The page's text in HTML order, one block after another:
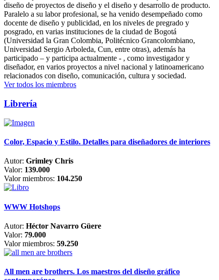
diseño de proyectos de diseño y el diseño y desarrollo de producto.
Paralelo a su labor profesional, se ha venido desempeñado como
docente de diseño y publicidad, en los niveles de pregrado y
posgrado, en varias instituciones de la ciudad de Bogotá
(Universidad la Gran Colombia, Politécnico Grancolombiano,
Universidad Sergio Arboleda, Cun, entre otras), además ha
participado – y participa actualmente - , como investigador y
diseñador, en varios proyectos a nivel nacional y latinoamericano
relacionados con diseño, comunicación, cultura y sociedad.
Ver todos los miembros
Librería
Color, Espacio y Estilo. Detalles para diseñadores de interiores
Autor: Grimley Chris
Valor: 139.000
Valor miembros: 104.250
WWW Hotshops
Autor: Héctor Navarro Güere
Valor: 79.000
Valor miembros: 59.250
All men are brothers. Los maestros del diseño gráfico